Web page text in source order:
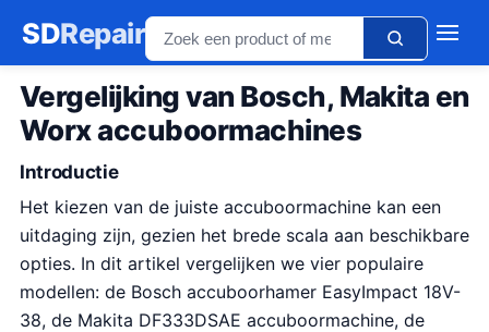
SDRepair
Vergelijking van Bosch, Makita en
Worx accuboormachines
Introductie
Het kiezen van de juiste accuboormachine kan een
uitdaging zijn, gezien het brede scala aan beschikbare
opties. In dit artikel vergelijken we vier populaire
modellen: de Bosch accuboorhamer EasyImpact 18V-
38, de Makita DF333DSAE accuboormachine, de